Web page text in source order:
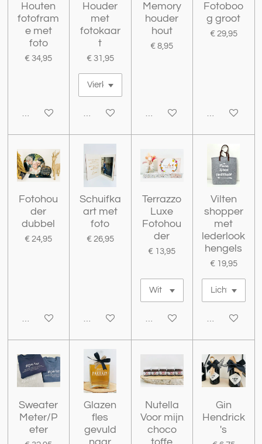
Houten
fotofram
e met
foto
€ 34,95
Bekijk details
Houder
met
fotokaar
t
€ 31,95
Bekijk details
Memory
houder
hout
€ 8,95
Bekijk details
Fotoboo
g groot
€ 29,95
Bekijk details
Fotohou
der
dubbel
€ 24,95
Bekijk details
Schuifka
art met
foto
€ 26,95
Bekijk details
Terrazzo
Luxe
Fotohou
der
€ 13,95
Bekijk details
Vilten
shopper
met
lederlook
hengels
€ 19,95
Bekijk details
Sweater
Meter/P
eter
Glazen
fles
gevuld
naar
Nutella
Voor mijn
choco
toffe
Gin
Hendrick
's